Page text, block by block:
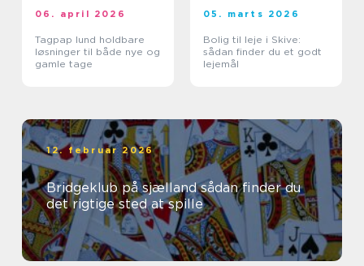
06. april 2026
Tagpap lund holdbare
løsninger til både nye og
gamle tage
05. marts 2026
Bolig til leje i Skive:
sådan finder du et godt
lejemål
12. februar 2026
Bridgeklub på sjælland sådan finder du
det rigtige sted at spille